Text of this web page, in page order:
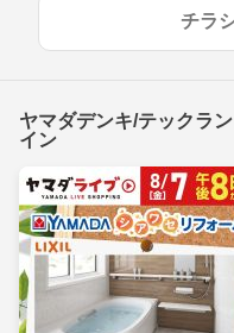
チラ
ヤマダデンキ/テックラ
イン